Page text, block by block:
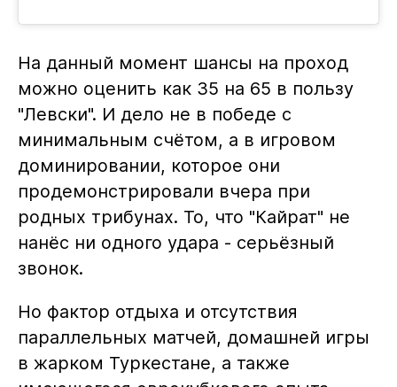
На данный момент шансы на проход
можно оценить как 35 на 65 в пользу
"Левски". И дело не в победе с
минимальным счётом, а в игровом
доминировании, которое они
продемонстрировали вчера при
родных трибунах. То, что "Кайрат" не
нанёс ни одного удара - серьёзный
звонок.
Но фактор отдыха и отсутствия
параллельных матчей, домашней игры
в жарком Туркестане, а также